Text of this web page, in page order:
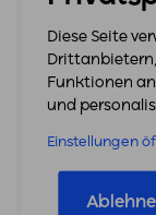
Zur
Diese Seite
Funktionen
und
Einstellungen